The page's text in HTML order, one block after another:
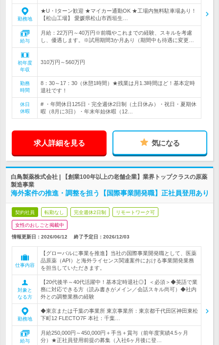
勤務地
★U・Iターン歓迎 ★マイカー通勤OK ★工場内無料駐車場あり！
【松山工場】 愛媛県松山市西垣生…
給与
月給：22万円～40万円※前職やこれまでの経験、スキルを考慮
し、優遇します。※試用期間3か月あり（期間中も待遇に変更…
初年度
年収
310万円～560万円
勤務
時間
8：30～17：30（休憩1時間）★残業は月1.3時間ほど！基本定時
退社です！
休日
休暇
# ・年間休日125日・完全週休2日制（土日休み）・祝日・夏期休
暇（8月に3日）・年末年始休暇（12…
求人詳細を見る 気になる
白鳥製薬株式会社 | 【創業100年以上の老舗企業】業界トップクラスの原薬
製造事業
海外案件の推進・調整を担う【国際事業開発職】正社員登用あり
契約社員 転勤なし 完全週休2日制 リモートワーク可
女性のおしごと掲載中
情報更新日：2026/06/12 終了予定日： 2026/12/03
仕事内容
【グローバルに事業を推進】当社の国際事業開発職として、医薬
品原薬（API）と海外ライセンス関連案件における事業開発業務
を担当していただきます。
対象と
なる方
【20代後半～40代活躍中！基本定時退社◎】＜必須＞◆英語で業
務に対応できる方（読み書きがメイン／会話スキル尚可）◆社内
外との調整業務の経験
勤務地
◆東京または千葉の事業所 東京事業所：東京都千代田区神田東松
下町12 FLECTO7F 本社：千葉…
給与
月給250,000円～450,000円＋手当＋賞与（前年度実績4.5ヶ月
分）★正社員登用前提の募集（入社6ヶ月後に登…